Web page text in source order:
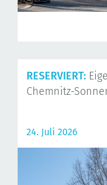
RESERVIERT:
Chemnitz-
24. Juli 2026